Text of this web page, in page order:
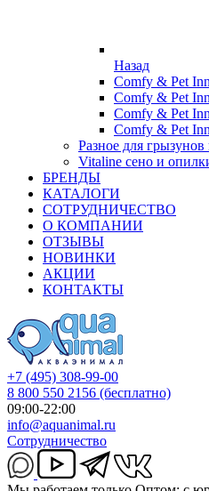
Назад
Comfy & Pet
Comfy & Pet
Comfy & Pet
Comfy & Pet
Разное для
Vitaline сено и
БРЕНДЫ
КАТАЛОГИ
СОТРУДНИЧЕСТВО
О КОМПАНИИ
ОТЗЫВЫ
НОВИНКИ
АКЦИИ
КОНТАКТЫ
+7 (495) 308-99-00
8 800 550 2156 (бесплатно)
09:00-22:00
info@aquanimal.ru
Сотрудничество